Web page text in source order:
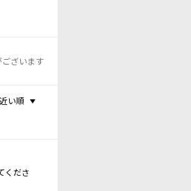
ざいます
い順
くださ